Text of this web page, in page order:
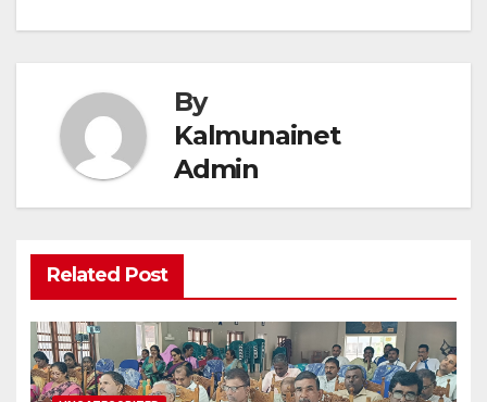
By
Kalmunainet
Admin
Related Post